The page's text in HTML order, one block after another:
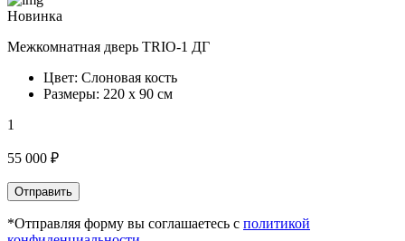
Новинка
Межкомнатная дверь TRIO-1 ДГ
Цвет: Слоновая кость
Размеры: 220 х 90 см
1
55 000 ₽
Отправить
*Отправляя форму вы соглашаетесь с политикой